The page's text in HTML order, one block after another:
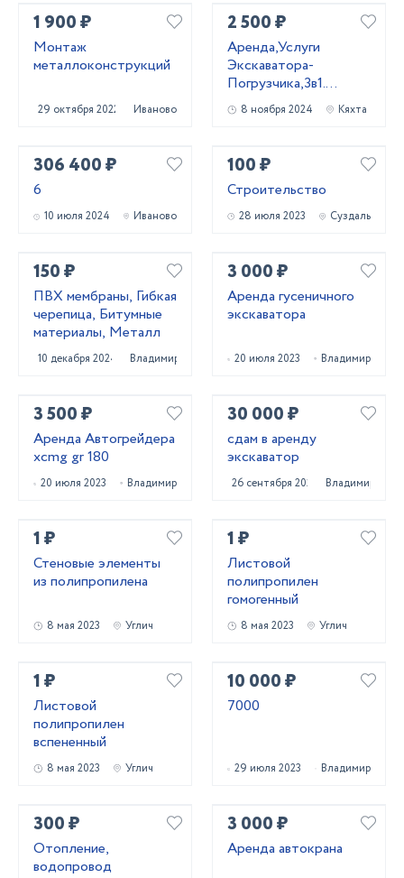
1 900 ₽
Монтаж
металлоконструкций
29 октября 2022 Иваново
2 500 ₽
Аренда,Услуги
Экскаватора-
Погрузчика,3в1.
Трактора.
8 ноября 2024 Кяхта
306 400 ₽
6
10 июля 2024 Иваново
100 ₽
Строительство
28 июля 2023 Суздаль
150 ₽
ПВХ мембраны, Гибкая
черепица, Битумные
материалы, Металл
10 декабря 2024 Владимир
3 000 ₽
Аренда гусеничного
экскаватора
20 июля 2023 Владимир
3 500 ₽
Аренда Автогрейдера
xcmg gr 180
20 июля 2023 Владимир
30 000 ₽
сдам в аренду
экскаватор
26 сентября 2023 Владимир
1 ₽
Стеновые элементы
из полипропилена
8 мая 2023 Углич
1 ₽
Листовой
полипропилен
гомогенный
8 мая 2023 Углич
1 ₽
Листовой
полипропилен
вспененный
8 мая 2023 Углич
10 000 ₽
7000
29 июля 2023 Владимир
300 ₽
Отопление,
водопровод
3 000 ₽
Аренда автокрана